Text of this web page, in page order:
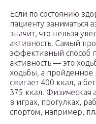
Если по состоянию
пациенту заниматься
значит, что нельзя
активность. Самый
эффективный способ
активность — это
ходьбы, а пройденное
сжигает 400 ккал, а
375 ккал. Физическая
в играх, прогулках,
спортом, например,